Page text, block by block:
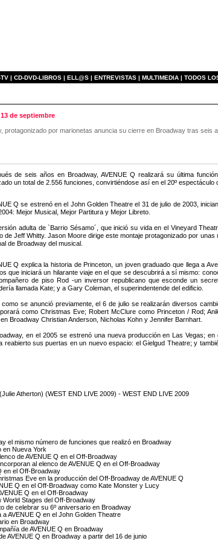
| CD-DVD-LIBROS | ELL@S | ENTREVISTAS | MULTIMEDIA | TODOS
de septiembre
protagonizado por marionetas anuncia su cierre en Broadway tras seis
de seis años en Broadway, AVENUE Q realizará su última
un total de 2.556 funciones, convirtiéndose así en el 20º
Q se estrenó en el John Golden Theatre el 31 de julio de 2003,
Mejor Musical, Mejor Partitura y Mejor Libreto.
adulta de `Barrio Sésamo´, que inició su vida en el Vineyard
de Jeff Whitty. Jason Moore dirige este montaje protagonizado por
de Broadway del musical.
Q explica la historia de Princeton, un joven graduado que llega a
que iniciará un hilarante viaje en el que se descubrirá a sí mismo:
de piso Rod -un inversor republicano que esconde un
llamada Kate; y a Gary Coleman, el superindentende del edificio.
como se anunció previamente, el 6 de julio se realizarán diversos
como Christmas Eve; Robert McClure como Princeton / Rod;
Broadway Christian Anderson, Nicholas Kohn y Jennifer Barnhart.
en el 2005 se estrenó una nueva producción en Las Vegas;
sus puertas en un nuevo espacio: el Gielgud Theatre; y
Atherton) (WEST END LIVE 2009) - WEST END LIVE 2009
el mismo número de funciones que realizó en Broadway
en Nueva York
de AVENUE Q en el Off-Broadway
al elenco de AVENUE Q en el Off-Broadway
en el Off-Broadway
Eve en la producción del Off-Broadway de AVENUE Q
Q en el Off-Broadway como Kate Monster y Lucy
Q en el Off-Broadway
World Stages del Off-Broadway
de celebrar su 6º aniversario en Broadway
AVENUE Q en el John Golden Theatre
en Broadway
de AVENUE Q en Broadway
AVENUE Q en Broadway a partir del 16 de junio